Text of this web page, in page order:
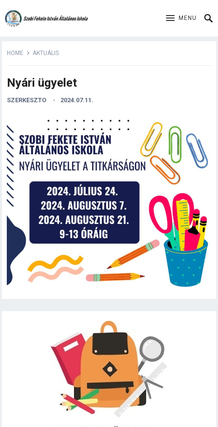
MENU
HOME AKTUÁLIS
Nyári ügyelet
SZERKESZTO 2024.07.11.